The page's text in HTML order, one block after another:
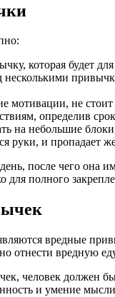
которая будет
не
определив
на небольшие
руки, и пропадает
после чего она
для полного
вредные
вредную
человек должен
и умение